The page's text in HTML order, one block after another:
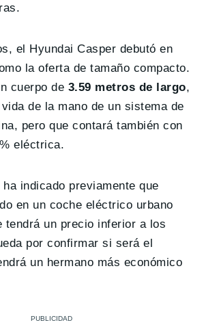
el Hyundai Casper debutó en
la oferta de tamaño compacto.
cuerpo de 3.59 metros de largo,
de la mano de un sistema de
pero que contará también con
eléctrica.
indicado previamente que
en un coche eléctrico urbano
tendrá un precio inferior a los
por confirmar si será el
un hermano más económico